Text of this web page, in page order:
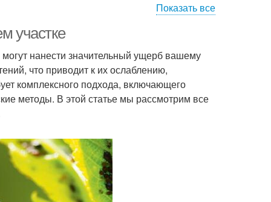
борьбы
Биологические
Показать все
участке
нанести значительный ущерб вашему
что приводит к их ослаблению,
комплексного подхода, включающего
методы. В этой статье мы рассмотрим все